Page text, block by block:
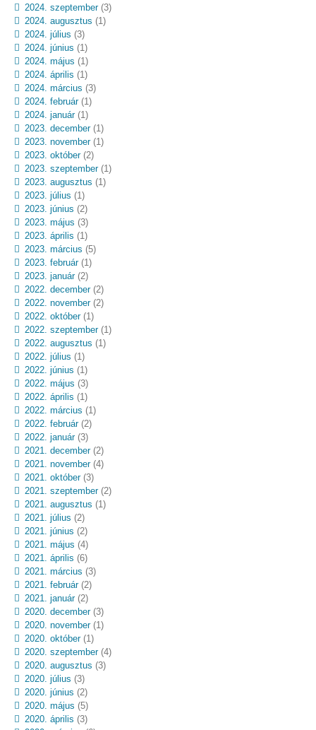
2024. szeptember(3)
2024. augusztus (1)
2024. július (3)
2024. június (1)
2024. május (1)
2024. április (1)
2024. március (3)
2024. február(1)
2024. január(1)
2023. december(1)
2023. november(1)
2023. október(2)
2023. szeptember(1)
2023. augusztus (1)
2023. július (1)
2023. június (2)
2023. május (3)
2023. április (1)
2023. március (5)
2023. február(1)
2023. január(2)
2022. december(2)
2022. november(2)
2022. október(1)
2022. szeptember(1)
2022. augusztus (1)
2022. július (1)
2022. június (1)
2022. május (3)
2022. április (1)
2022. március (1)
2022. február(2)
2022. január(3)
2021. december(2)
2021. november(4)
2021. október(3)
2021. szeptember(2)
2021. augusztus (1)
2021. július (2)
2021. június (2)
2021. május (4)
2021. április (6)
2021. március (3)
2021. február(2)
2021. január(2)
2020. december(3)
2020. november(1)
2020. október(1)
2020. szeptember(4)
2020. augusztus (3)
2020. július (3)
2020. június (2)
2020. május (5)
2020. április (3)